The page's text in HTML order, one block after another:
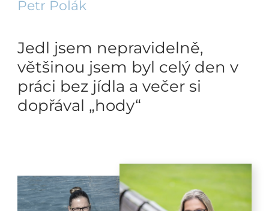
Petr Polák
Jedl jsem nepravidelně,
většinou jsem byl celý den v
práci bez jídla a večer si
dopřával „hody“